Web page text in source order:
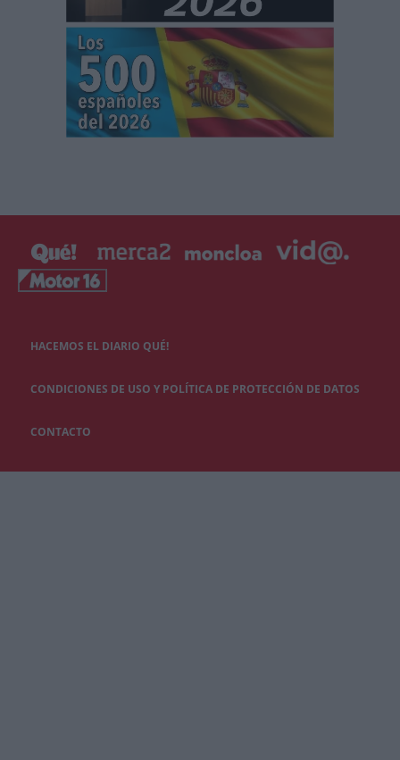
HACEMOS EL DIARIO QUÉ!
CONDICIONES DE USO Y POLÍTICA DE PROTECCIÓN DE DATOS
CONTACTO